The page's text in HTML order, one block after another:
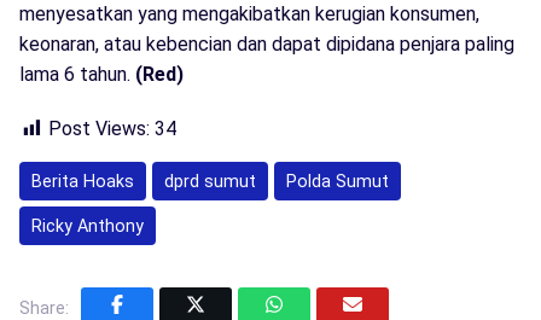
menyesatkan yang mengakibatkan kerugian konsumen,
keonaran, atau kebencian dan dapat dipidana penjara paling
lama 6 tahun. (Red)
Post Views: 34
Berita Hoaks dprd sumut Polda Sumut
Ricky Anthony
Share: